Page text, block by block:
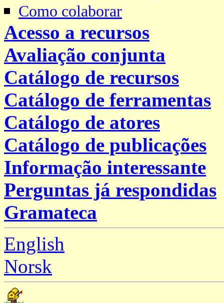
Como colaborar
Acesso a recursos
Avaliação conjunta
Catálogo de recursos
Catálogo de ferramentas
Catálogo de atores
Catálogo de publicações
Informação interessante
Perguntas já respondidas
Gramateca
English
Norsk